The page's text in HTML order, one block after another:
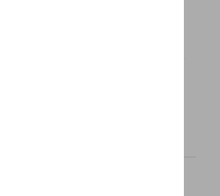
site sont des prix recommandés
de montage. Pour connaitre le prix
frais de montage, veuillez
agent. Les prix recommandés
sans préavis.